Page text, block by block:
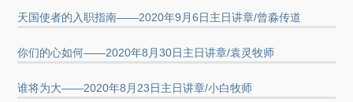
天国使者的入职指南——2020年9月6日主日讲章/曾淼传道
你们的心如何——2020年8月30日主日讲章/袁灵牧师
谁将为大——2020年8月23日主日讲章/小白牧师